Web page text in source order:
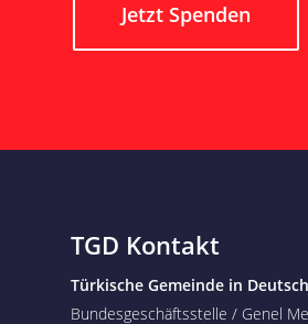
Jetzt Spenden
TGD Kontakt
Türkische Gemeinde in
Bundesgeschäftsstelle / Genel